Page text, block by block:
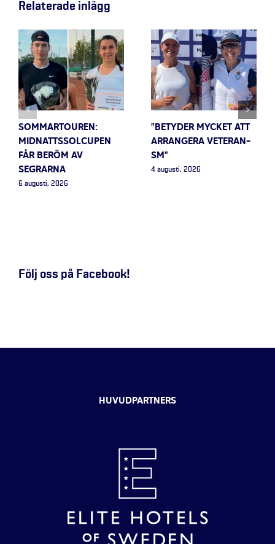
Relaterade inlägg
SOMMARTOUREN:
MIDNATTSSOLCUPEN
FÅR BERÖM AV
SEGRARNA
6 augusti, 2026
”BETYDER MYCKET ATT
ARRANGERA VETERAN-
SM”
4 augusti, 2026
Följ oss på Facebook!
HUVUDPARTNERS